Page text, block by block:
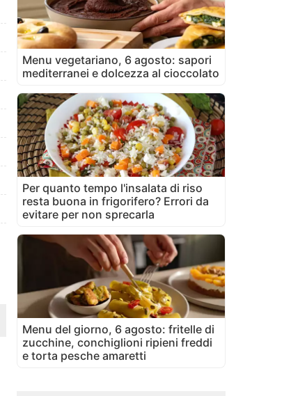
Menu vegetariano, 6 agosto: sapori
mediterranei e dolcezza al cioccolato
Per quanto tempo l'insalata di riso
resta buona in frigorifero? Errori da
evitare per non sprecarla
Menu del giorno, 6 agosto: fritelle di
zucchine, conchiglioni ripieni freddi
e torta pesche amaretti